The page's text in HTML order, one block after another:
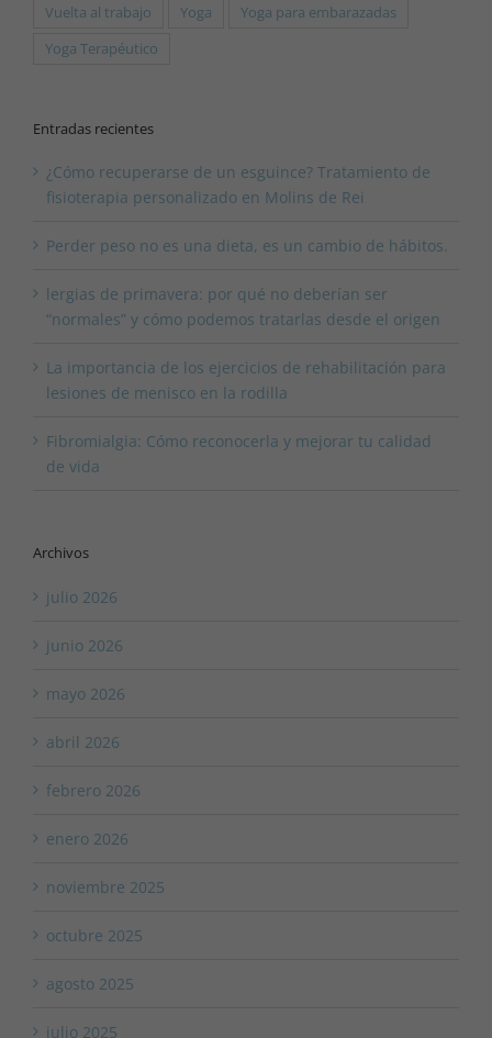
Vuelta al trabajo
Yoga
Yoga para embarazadas
Yoga Terapéutico
Entradas recientes
¿Cómo recuperarse de un esguince? Tratamiento de
fisioterapia personalizado en Molins de Rei
Perder peso no es una dieta, es un cambio de hábitos.
lergias de primavera: por qué no deberían ser
“normales” y cómo podemos tratarlas desde el origen
La importancia de los ejercicios de rehabilitación para
lesiones de menisco en la rodilla
Fibromialgia: Cómo reconocerla y mejorar tu calidad
de vida
Archivos
julio 2026
junio 2026
mayo 2026
abril 2026
febrero 2026
enero 2026
noviembre 2025
octubre 2025
agosto 2025
julio 2025